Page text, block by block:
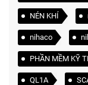
NÉN KHÍ
nihaco
PHẦN MỀM KỸ
QL1A